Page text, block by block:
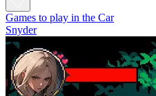
Games to play in the Car
Snyder